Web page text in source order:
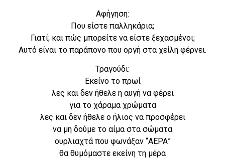
Αφήγηση:
Που είστε παλληκάρια;
Γιατί; και πώς μπορείτε να είστε ξεχασμένοι;
Αυτό είναι το παράπονο που οργή στα χείλη φέρνει.
Τραγούδι:
Εκείνο το πρωί
λες και δεν ήθελε η αυγή να φέρει
για το χάραμα χρώματα
λες και δεν ήθελε ο ήλιος να προσφέρει
να μη δούμε το αίμα στα σώματα
ουρλιαχτά που φωνάξαν “ΑΕΡΑ”
θα θυμόμαστε εκείνη τη μέρα